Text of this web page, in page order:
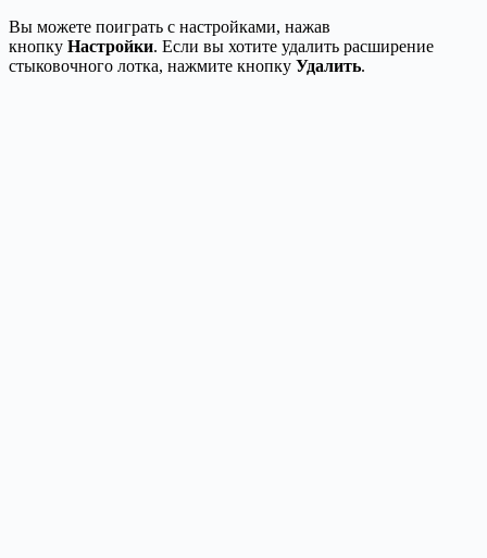
Вы можете поиграть с настройками, нажав
кнопку Настройки. Если вы хотите удалить расширение
стыковочного лотка, нажмите кнопку Удалить.